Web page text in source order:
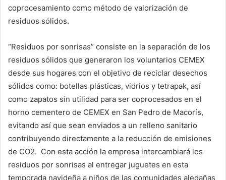
coprocesamiento como método de valorización de
residuos sólidos.
“Residuos por sonrisas” consiste en la separación de los
residuos sólidos que generaron los voluntarios CEMEX
desde sus hogares con el objetivo de reciclar desechos
sólidos como: botellas plásticas, vidrios y tetrapak, así
como zapatos sin utilidad para ser coprocesados en el
horno cementero de CEMEX en San Pedro de Macorís,
evitando así que sean enviados a un relleno sanitario
contribuyendo directamente a la reducción de emisiones
de CO2. Con esta acción la empresa intercambiará los
residuos por sonrisas al entregar juguetes en esta
temporada navideña a niños de las comunidades aledañas